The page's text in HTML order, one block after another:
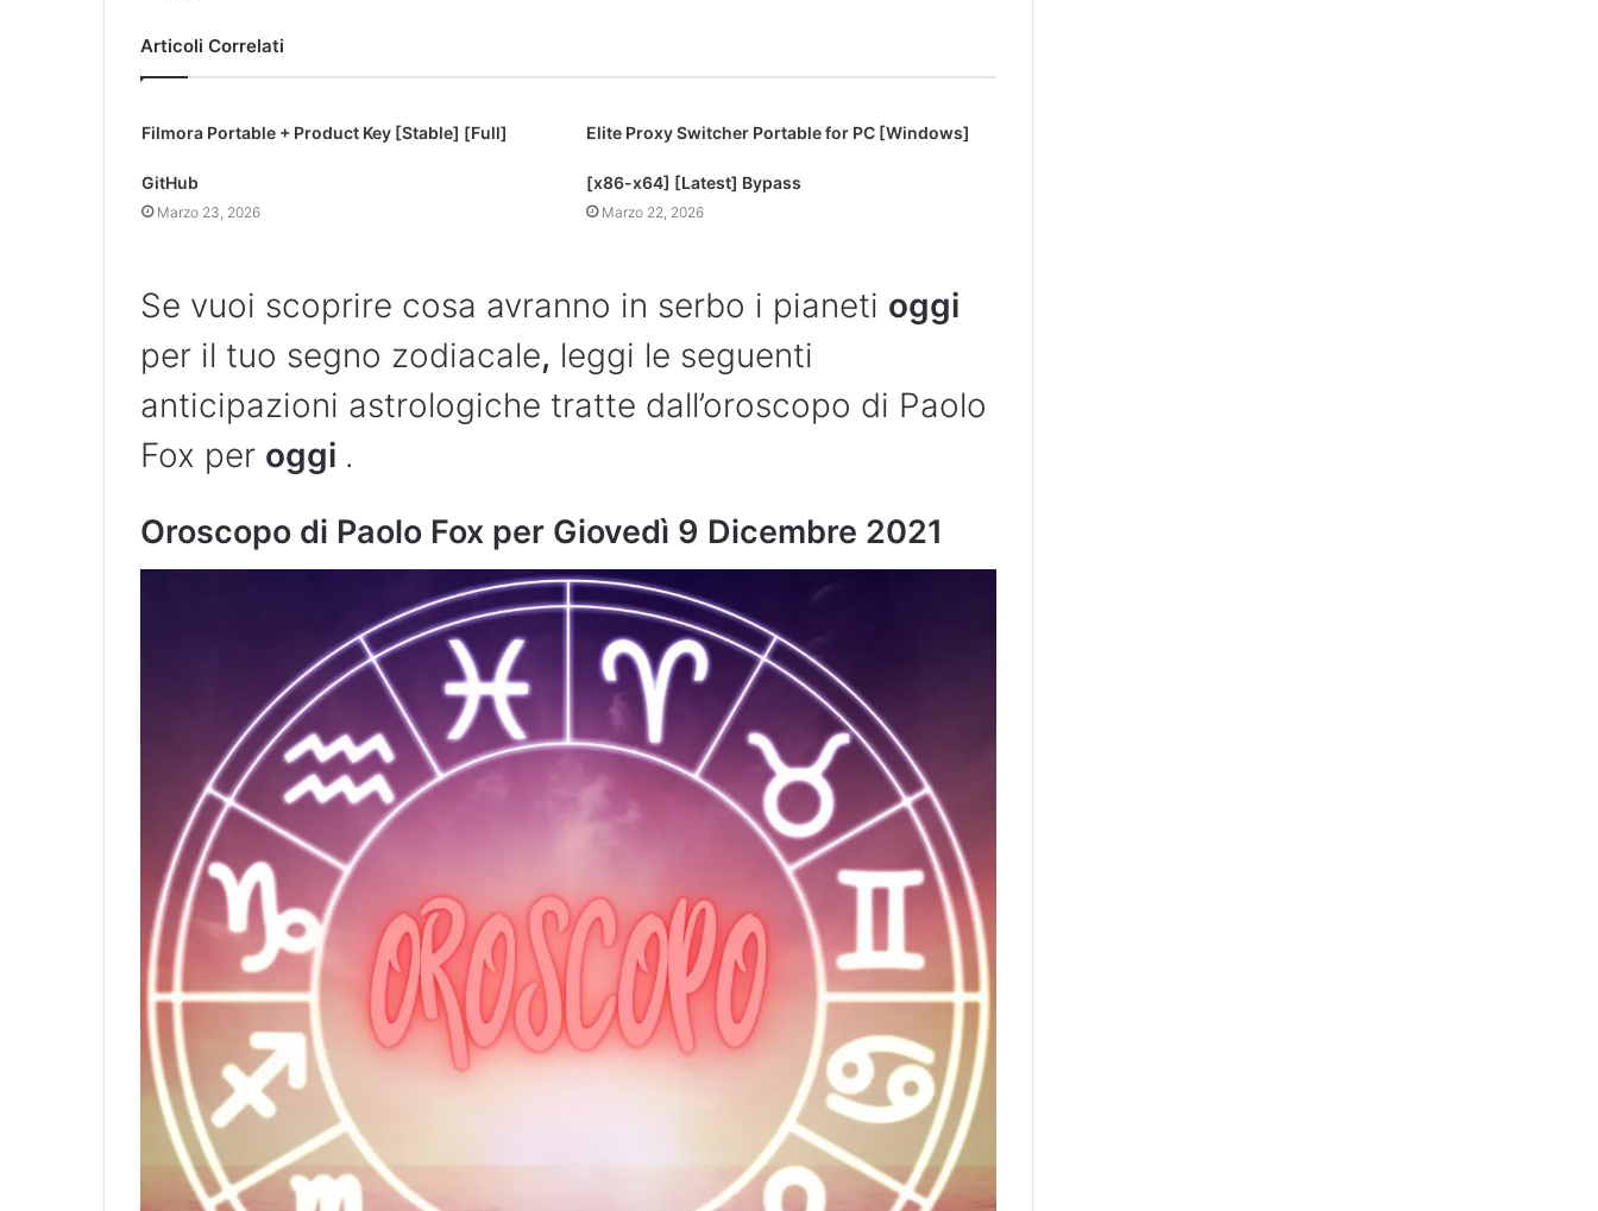
Articoli Correlati
Filmora Portable + Product Key [Stable] [Full]
GitHub
Marzo 23, 2026
Elite Proxy Switcher Portable for PC [Windows]
[x86-x64] [Latest] Bypass
Marzo 22, 2026
Se vuoi scoprire cosa avranno in serbo i pianeti oggi
per il tuo segno zodiacale, leggi le seguenti
anticipazioni astrologiche tratte dall’oroscopo di Paolo
Fox per oggi .
Oroscopo di Paolo Fox per Giovedì 9 Dicembre 2021